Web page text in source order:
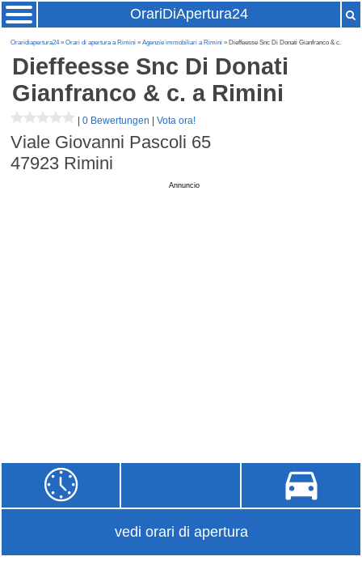
OrariDiApertura24
Oraridiapertura24»Orari di apertura a Rimini »Agenzie immobiliari a Rimini » Dieffeesse Snc Di Donati Gianfranco & c.
Dieffeesse Snc Di Donati
Gianfranco & c. a Rimini
|0 Bewertungen |Vota ora!
Viale Giovanni Pascoli 65
47923 Rimini
Annuncio
vedi orari di apertura